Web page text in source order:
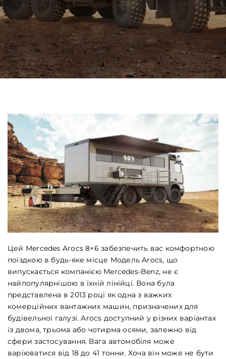
Цей Mercedes Arocs 8×6 забезпечить вас комфортною
поїздкою в будь-яке місце Модель Arocs, що
випускається компанією Mercedes-Benz, не є
найпопулярнішою в їхній лінійці. Вона була
представлена в 2013 році як одна з важких
комерційних вантажних машин, призначених для
будівельної галузі. Arocs доступний у різних варіантах
із двома, трьома або чотирма осями, залежно від
сфери застосування. Вага автомобіля може
варіюватися від 18 до 41 тонни. Хоча він може не бути